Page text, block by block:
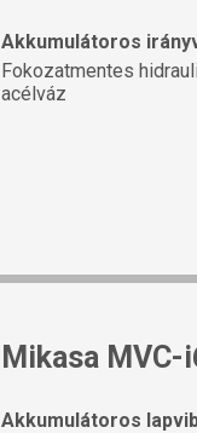
Akkumulátoros
Fokozatmentes
acélváz
Mikasa MVC-
Akkumulátoros